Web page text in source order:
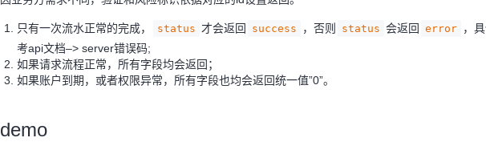
只有一次流水正常的完成， status 才会返回 success ，否则 status 会返回 error ，
考api文档–> server错误码;
如果请求流程正常，所有字段均会返回；
如果账户到期，或者权限异常，所有字段也均会返回统一值”0”。
demo